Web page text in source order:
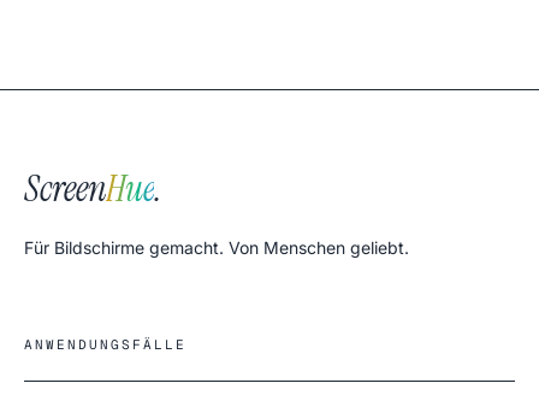
ScreenHue.
Für Bildschirme gemacht. Von Menschen geliebt.
ANWENDUNGSFÄLLE